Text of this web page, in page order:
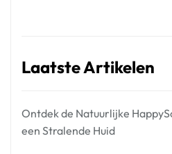
Laatste Artikelen
Ontdek de Natuurlijke
een Stralende Huid